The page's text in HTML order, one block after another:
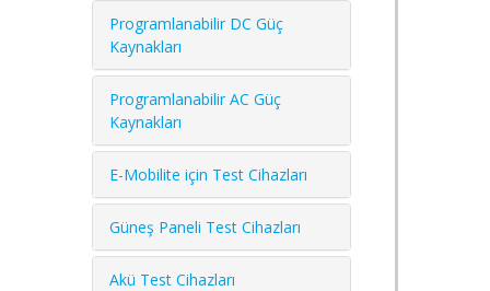
Programlanabilir DC Güç
Kaynakları
Programlanabilir AC Güç
Kaynakları
E-Mobilite için Test Cihazları
Güneş Paneli Test Cihazları
Akü Test Cihazları